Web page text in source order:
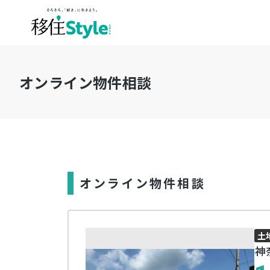
オンライン物件相談
オンライン物件相談
土
神